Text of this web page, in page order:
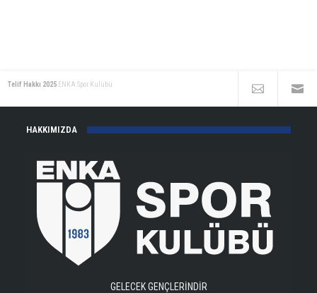
Telif Hakkı 2025 ENKA Spor Kulübü
HAKKIMIZDA
GELECEK GENÇLERİNDİR